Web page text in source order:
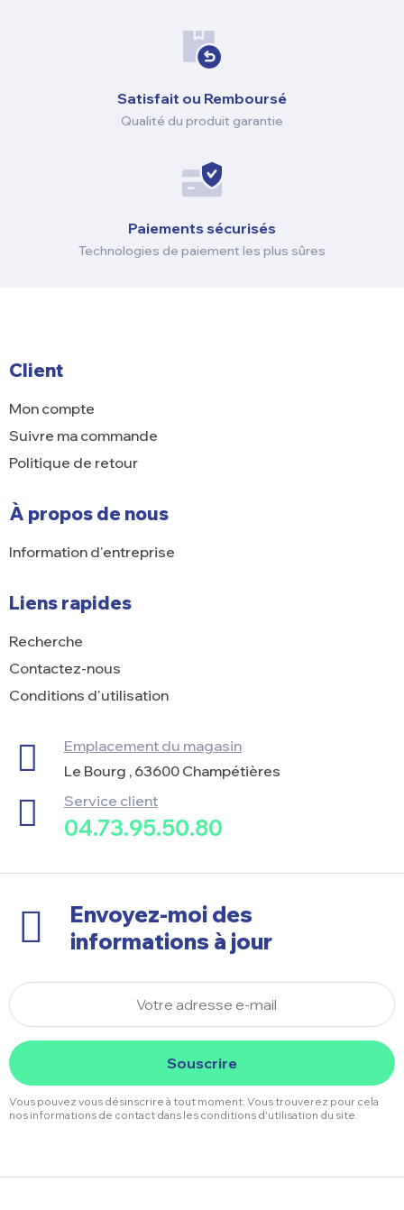
Satisfait ou Remboursé
Qualité du produit garantie
Paiements sécurisés
Technologies de paiement les plus sûres
Client
Mon compte
Suivre ma commande
Politique de retour
À propos de nous
Information d'entreprise
Liens rapides
Recherche
Contactez-nous
Conditions d'utilisation
Emplacement du magasin
Le Bourg , 63600 Champétières
Service client
04.73.95.50.80
Envoyez-moi des
informations à jour
Souscrire
Vous pouvez vous désinscrire à tout moment. Vous trouverez pour cela
nos informations de contact dans les conditions d'utilisation du site.